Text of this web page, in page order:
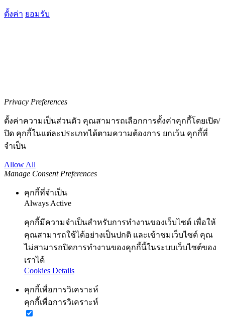
ตั้งค่า ยอมรับ
Privacy Preferences
ตั้งค่าความเป็นส่วนตัว คุณสามารถเลือกการตั้งค่าคุกกี้โดยเปิด/
ปิด คุกกี้ในแต่ละประเภทได้ตามความต้องการ ยกเว้น คุกกี้ที่
จำเป็น
Allow All
Manage Consent Preferences
คุกกี้ที่จำเป็น
Always Active
คุกกี้มีความจำเป็นสำหรับการทำงานของเว็บไซต์ เพื่อให้
คุณสามารถใช้ได้อย่างเป็นปกติ และเข้าชมเว็บไซต์ คุณ
ไม่สามารถปิดการทำงานของคุกกี้นี้ในระบบเว็บไซต์ของ
เราได้
Cookies Details
คุกกี้เพื่อการวิเคราะห์
คุกกี้เพื่อการวิเคราะห์